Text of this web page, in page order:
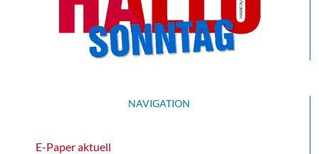
NAVIGATION
E-Paper aktuell